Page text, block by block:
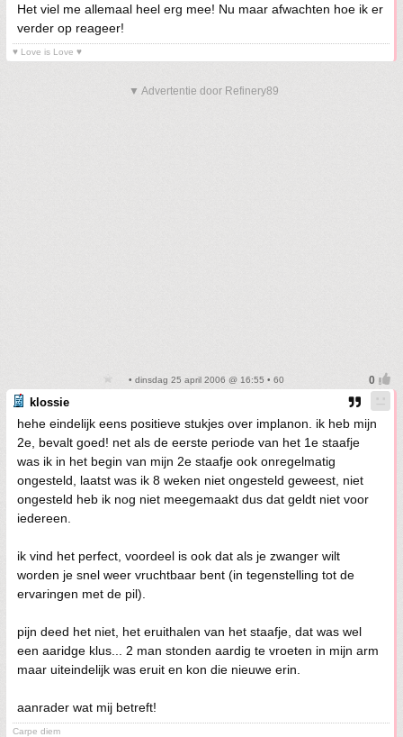
Het viel me allemaal heel erg mee! Nu maar afwachten hoe ik er
verder op reageer!
♥ Love is Love ♥
▼ Advertentie door Refinery89
• dinsdag 25 april 2006 @ 16:55 • 60
klossie
hehe eindelijk eens positieve stukjes over implanon. ik heb mijn
2e, bevalt goed! net als de eerste periode van het 1e staafje
was ik in het begin van mijn 2e staafje ook onregelmatig
ongesteld, laatst was ik 8 weken niet ongesteld geweest, niet
ongesteld heb ik nog niet meegemaakt dus dat geldt niet voor
iedereen.
ik vind het perfect, voordeel is ook dat als je zwanger wilt
worden je snel weer vruchtbaar bent (in tegenstelling tot de
ervaringen met de pil).
pijn deed het niet, het eruithalen van het staafje, dat was wel
een aaridge klus... 2 man stonden aardig te vroeten in mijn arm
maar uiteindelijk was eruit en kon die nieuwe erin.
aanrader wat mij betreft!
Carpe diem